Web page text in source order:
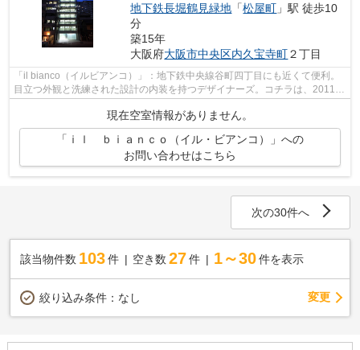
地下鉄長堀鶴見緑地 「松屋町 」駅 徒歩10
分
築15年
大阪府大阪市中央区内久宝寺町２丁目
「il bianco（イルビアンコ）」：地下鉄中央線谷町四丁目にも近くて便利。
目立つ外観と洗練された設計の内装を持つデザイナーズ。コチラは、2011年
築の、多くの方に好評の物件となりま...
現在空室情報がありません。
「ｉｌ ｂｉａｎｃｏ（イル・ビアンコ）」への
お問い合わせはこちら
次の30件へ
該当物件数 103件 空き数 27 件 1～30 件を表示
絞り込み条件： なし 変更